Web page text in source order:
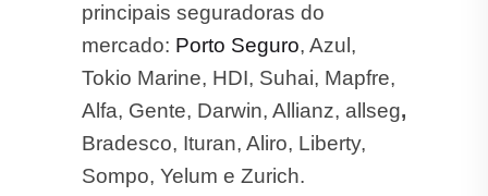
principais seguradoras do
mercado: Porto Seguro, Azul,
Tokio Marine, HDI, Suhai, Mapfre,
Alfa, Gente, Darwin, Allianz, allseg,
Bradesco, Ituran, Aliro, Liberty,
Sompo, Yelum e Zurich.